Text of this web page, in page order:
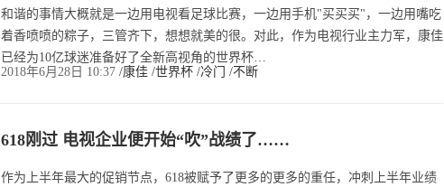
和谐的事情大概就是一边用电视看足球比赛，一边用手机"买买买"，一边用嘴吃
着香喷喷的粽子，三管齐下，想想就美的很。对此，作为电视行业主力军，康佳
已经为10亿球迷准备好了全新高视角的世界杯…
2018年6月28日 10:37 /康佳 /世界杯 /冷门 /不断
618刚过 电视企业便开始“吹”战绩了……
作为上半年最大的促销节点，618被赋予了更多的更多的重任，冲刺上半年业绩